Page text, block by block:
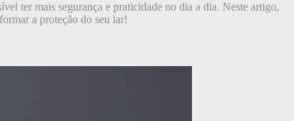
ter mais segurança e praticidade no dia a dia. Neste artigo,
a proteção do seu lar!